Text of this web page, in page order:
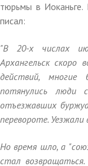
тюрьмы в Иоканьге.
писал:
"В 20-х числах
Архангельск скоро
действий,
потянулись люди
отъезжавших
перевороте.
Но время шло, а
стал возвращаться.